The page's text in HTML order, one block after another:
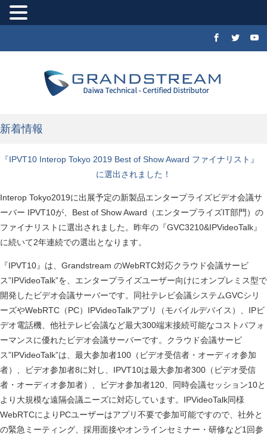
新着情報
『IPVT10 Interop Tokyo 2019 Best of Show Award ファイナリスト』
に選出されました！
Interop Tokyo2019に出展予定の新製品エンタープライズビデオ会議サ
ーバー IPVT10が、Best of Show Award（エンタープライズIT部門）の
ファイナリストに選出されました。昨年の『GVC3210&IPVideoTalk』
に続いて2年連続での選出となります。
『IPVT10』は、Grandstream のWebRTC対応クラウド会議サービ
ス”IPVideoTalk”を、エンタープライズユーザー向けにオンプレミス型で
開発したビデオ会議サーバーです。同社テレビ会議システムGVCシリ
ーズやWebRTC（PC）IPVideoTalkアプリ（モバイルデバイス）、IPビ
デオ電話機、他社テレビ会議など最大300端末接続可能なコストパフォ
ーマンスに優れたビデオ会議サーバーです。クラウド会議サービ
ス”IPVideoTalk”は、最大参加者100（ビデオ受信者・オーディオ参加
者）、ビデオ参加者8に対し、IPVT10は最大参加者300（ビデオ受信
者・オーディオ参加者）、ビデオ参加者120、同時会議セッション10と
より大規模な遠隔会議ニーズに対応しています。IPVideoTalk同様
WebRTCによりPCユーザーはアプリ不要で参加可能ですので、社外と
の緊急ミーティング、採用面接やオンラインセミナー・研修など1回参